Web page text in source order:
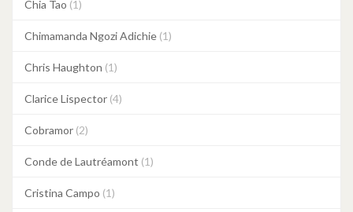
Chia Tao (1)
Chimamanda Ngozi Adichie (1)
Chris Haughton (1)
Clarice Lispector (4)
Cobramor (2)
Conde de Lautréamont (1)
Cristina Campo (1)